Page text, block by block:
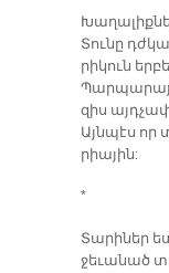
Տու­նը
րի­կուն
զիս
Այն­պէս
րիա­յին:
*
Տա­րի­ներ
ջե­ւա­նած